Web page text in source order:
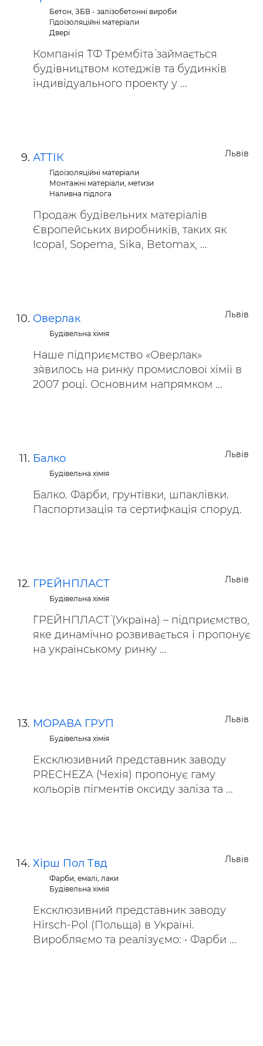
Бетон, ЗБВ - залізобетонні вироби
Гідоізоляційні матеріали
Двері
Компанія `ТФ Трембіта` займається
будівництвом котеджів та будинків
індивідуального проекту у ...
Львів
АТТІК
Гідоізоляційні матеріали
Монтажні матеріали, метизи
Наливна підлога
Продаж будівельних матеріалів
Європейських виробників, таких як
Icopal, Sopema, Sika, Betomax, ...
Львів
Оверлак
Будівельна хімія
Наше підприємство «Оверлак»
з`явилось на ринку промислової хімії в
2007 році. Основним напрямком ...
Львів
Балко
Будівельна хімія
Балко. Фарби, грунтівки, шпаклівки.
Паспортизація та сертифкація споруд.
Львів
ГРЕЙНПЛАСТ
Будівельна хімія
`ГРЕЙНПЛАСТ` (Україна) – підприємство,
яке динамічно розвивається і пропонує
на українському ринку ...
Львів
МОРАВА ГРУП
Будівельна хімія
Ексклюзивний представник заводу
PRECHEZA (Чехія) пропонує гаму
кольорів пігментів оксиду заліза та ...
Львів
Хірш Пол Твд
Фарби, емалі, лаки
Будівельна хімія
Ексклюзивний представник заводу
Hirsch-Pol (Польща) в Україні.
Виробляємо та реалізуємо: • Фарби ...